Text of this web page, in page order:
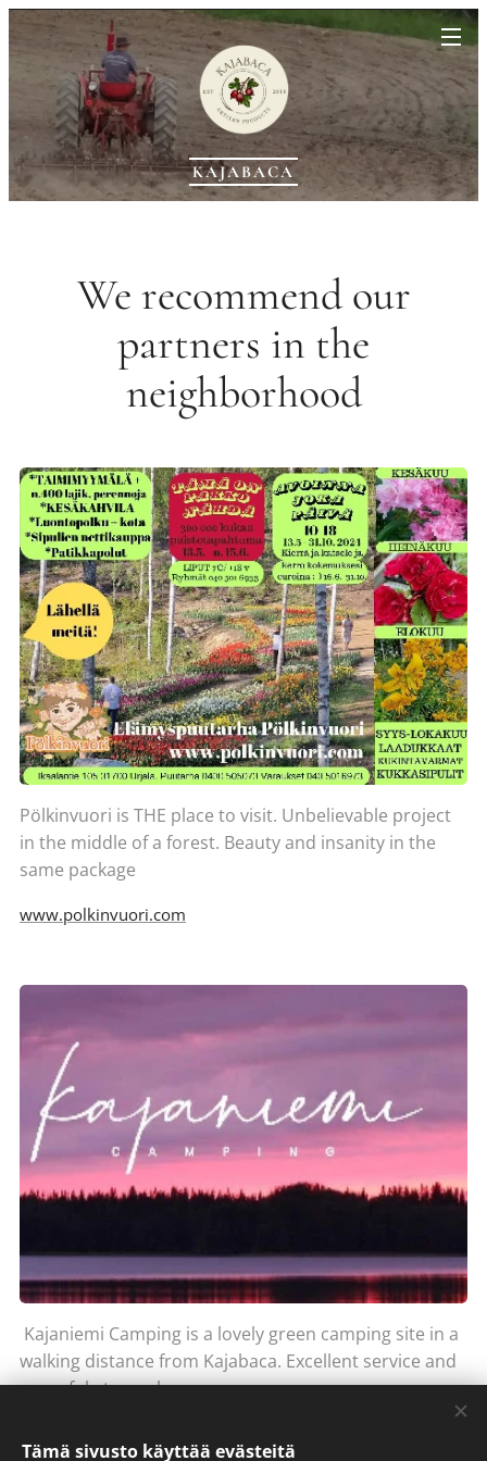
KAJABACA
We recommend our
partners in the
neighborhood
Pölkinvuori is THE place to visit. Unbelievable project
in the middle of a forest. Beauty and insanity in the
same package
www.polkinvuori.com
Kajaniemi Camping is a lovely green camping site in a
walking distance from Kajabaca. Excellent service and
peaceful atmosphere
Tämä sivusto käyttää evästeitä